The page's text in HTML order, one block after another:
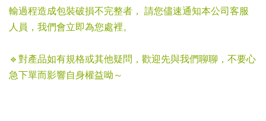
輸過程造成包裝破損不完整者， 請您儘速通知本公司客服
人員，我們會立即為您處裡。
🔹對產品如有規格或其他疑問，歡迎先與我們聊聊，不要心
急下單而影響自身權益呦～